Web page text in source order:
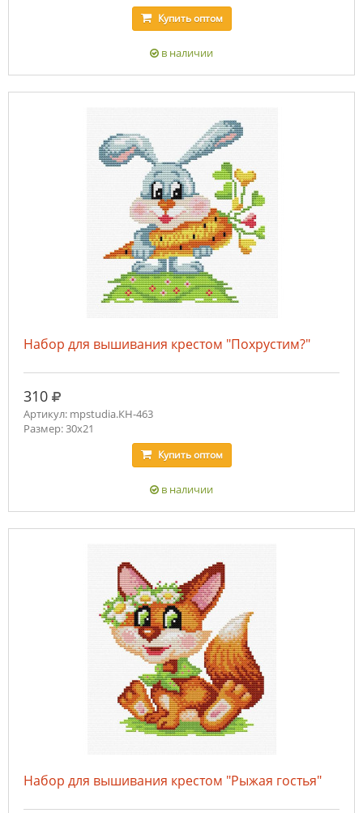
Купитьоптом
в наличии
Набор для вышивания крестом "Похрустим?"
310 руб.
Артикул: mpstudia.КН-463
Размер: 30x21
Купитьоптом
в наличии
Набор для вышивания крестом "Рыжая гостья"